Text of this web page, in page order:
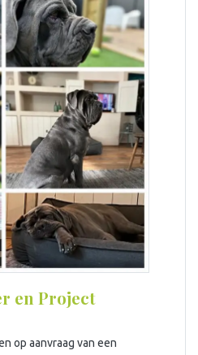
en Project
op aanvraag van een